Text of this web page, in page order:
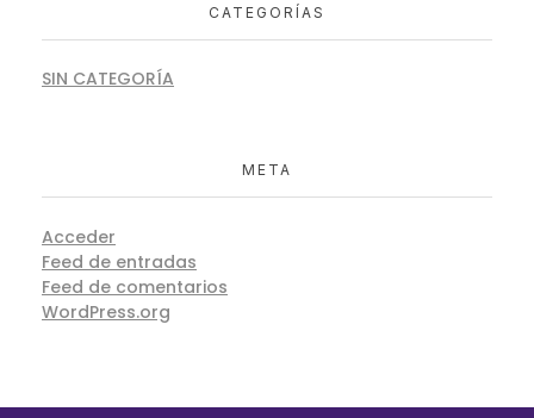
CATEGORÍAS
SIN CATEGORÍA
META
Acceder
Feed de entradas
Feed de comentarios
WordPress.org